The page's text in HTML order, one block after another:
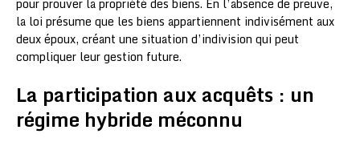
pour prouver la propriété des biens. En l’absence de preuve,
la loi présume que les biens appartiennent indivisément aux
deux époux, créant une situation d’indivision qui peut
compliquer leur gestion future.
La participation aux acquêts : un
régime hybride méconnu